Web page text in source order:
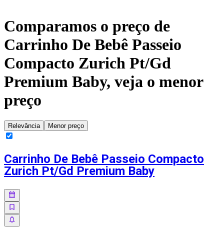
Comparamos o preço de
Carrinho De Bebê Passeio
Compacto Zurich Pt/Gd
Premium Baby, veja o menor
preço
Relevância Menor preço
Carrinho De Bebê Passeio Compacto
Zurich Pt/Gd Premium Baby